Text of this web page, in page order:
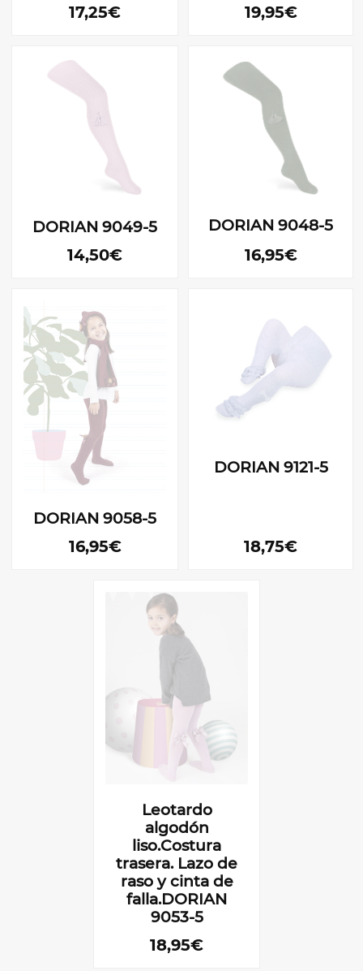
17,25€ 19,95€
DORIAN 9049-5
14,50€
DORIAN 9048-5
16,95€
DORIAN 9058-5
16,95€
DORIAN 9121-5
18,75€
Leotardo
algodón
liso.Costura
trasera. Lazo de
raso y cinta de
falla.DORIAN
9053-5
18,95€